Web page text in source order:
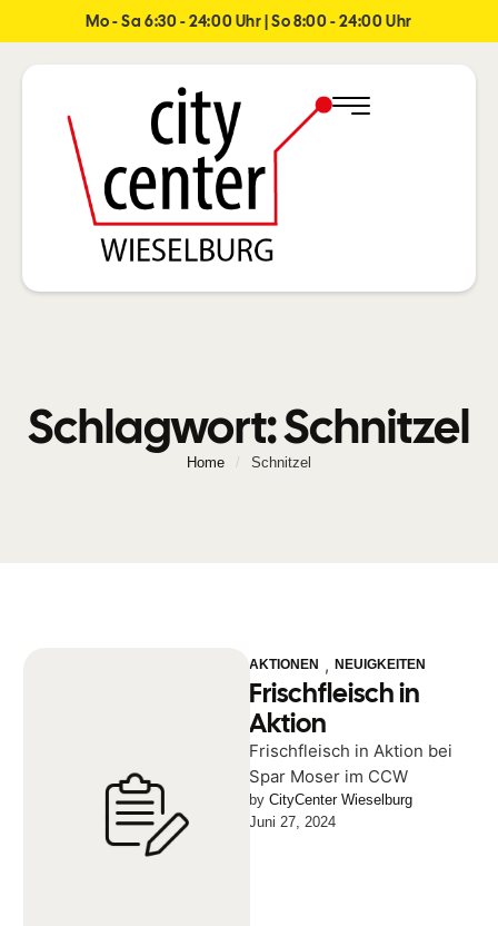
Mo - Sa 6:30 - 24:00 Uhr | So 8:00 - 24:00 Uhr
Schlagwort:Schnitzel
Home / Schnitzel
AKTIONEN , NEUIGKEITEN
Frischfleisch in
Aktion
Frischfleisch in Aktion bei
Spar Moser im CCW
by CityCenter Wieselburg
Juni 27, 2024